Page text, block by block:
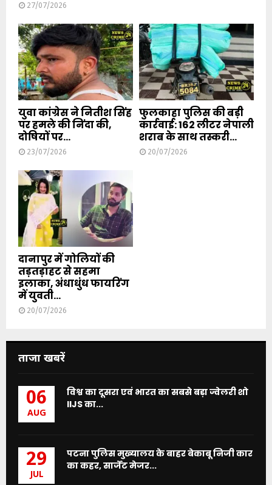
27/07/2026
युवा कांग्रेस ने नितीश सिंह
पर हमले की निंदा की,
दोषियों पर...
23/07/2026
फुलकाहा पुलिस की बड़ी
कार्रवाई: 162 लीटर नेपाली
शराब के साथ तस्करी...
20/07/2026
दानापुर में गोलियों की
तड़तड़ाहट से सहमा
इलाका, अंधाधुंध फायरिंग
में युवती...
20/07/2026
ताजा खबरें
06
AUG
विश्व का दूसरा एवं भारत का सबसे बड़ा ज्वेलरी शो
IIJS का...
29
JUL
पटना पुलिस मुख्यालय के बाहर बेकाबू निजी कार
का कहर, सार्जेंट मेजर...